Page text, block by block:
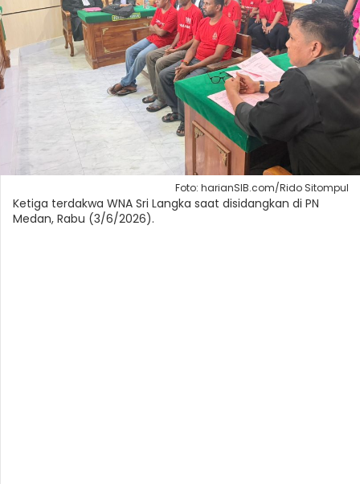
Foto: harianSIB.com/Rido Sitompul
Ketiga terdakwa WNA Sri Langka saat disidangkan di PN
Medan, Rabu (3/6/2026).